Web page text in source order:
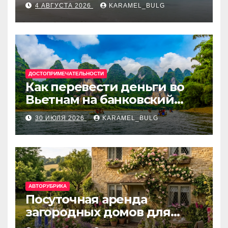
Турции, Греции, Таиланде
и Европе
4 АВГУСТА 2026 KARAMEL_BULG
ДОСТОПРИМЕЧАТЕЛЬНОСТИ
Как перевести деньги во
Вьетнам на банковский
счёт: VietcomBank, BIDV,
Techcombank и другие
банки
30 ИЮЛЯ 2026 KARAMEL_BULG
АВТОРУБРИКА
Посуточная аренда
загородных домов для
отдыха